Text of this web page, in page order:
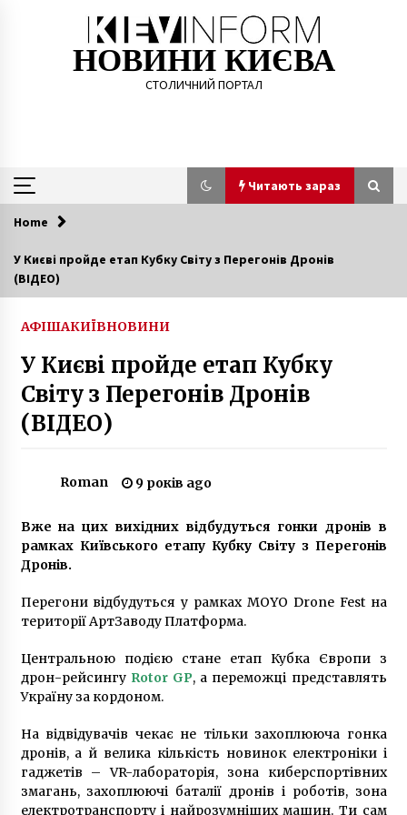
НОВИНИ КИЄВА
СТОЛИЧНИЙ ПОРТАЛ
Читають зараз
Читають зараз
роботу з 15 лютого
5 років ago
Під Києвом фура влетіла в пасажирський
автобус, є постраждалі (ФОТО)
8 років ago
10 років ago
У Києві на смерть збили двох велосипедистів
7 років ago
З початку року волонтери “Мотохелп”
здійснили понад 100 термінових доставок
6 років ago
На проспекті Бажана обмежать рух
“Дякую кожному поліцейському”: голова
Нацполіції Києва Андрій Крищенко все таки
Home
У Києві пройде етап Кубку Світу з Перегонів Дронів
(ВІДЕО)
АФІШАКИЇВНОВИНИ
У Києві пройде етап Кубку
Світу з Перегонів Дронів
(ВІДЕО)
Roman 9 років ago
Вже на цих вихідних відбудуться гонки дронів в
рамках Київського етапу Кубку Світу з Перегонів
Дронів.
Перегони відбудуться у рамках MOYO Drone Fest на
території АртЗаводу Платформа.
Центральною подією стане етап Кубка Європи з
дрон-рейсингу Rotor GP, а переможці представлять
Україну за кордоном.
На відвідувачів чекає не тільки захоплююча гонка
дронів, а й велика кількість новинок електроніки і
гаджетів – VR-лабораторія, зона киберспортівних
змагань, захоплюючі баталії дронів і роботів, зона
електротранспорту і найрозумніших машин. Ти сам